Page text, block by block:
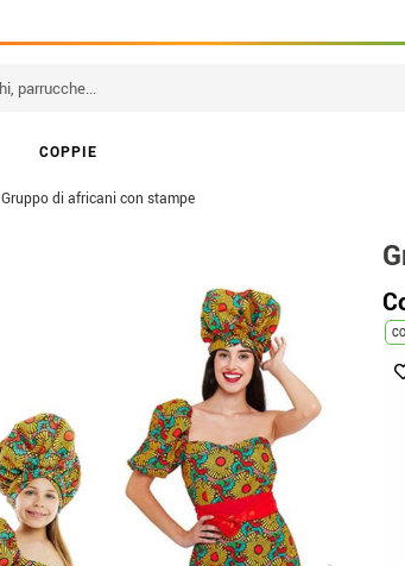
COPPIE
Gruppo di africani con stampe